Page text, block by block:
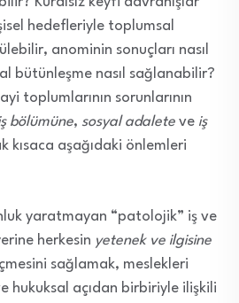
hedefleriyle toplumsal
anominin sonuçları nasıl
bütünleşme nasıl sağlanabilir?
toplumlarının sorunlarının
bölümüne, sosyal adalete ve iş
kısaca aşağıdaki önlemleri
yaratmayan “patolojik” iş ve
herkesin yetenek ve ilgisine
sağlamak, meslekleri
hukuksal açıdan birbiriyle ilişkili